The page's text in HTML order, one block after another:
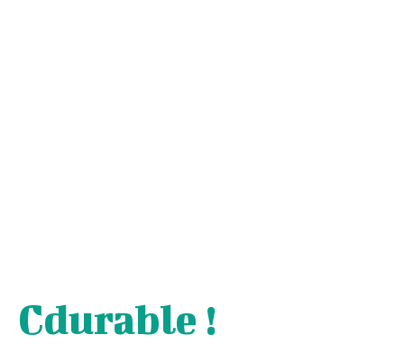
Cdurable !